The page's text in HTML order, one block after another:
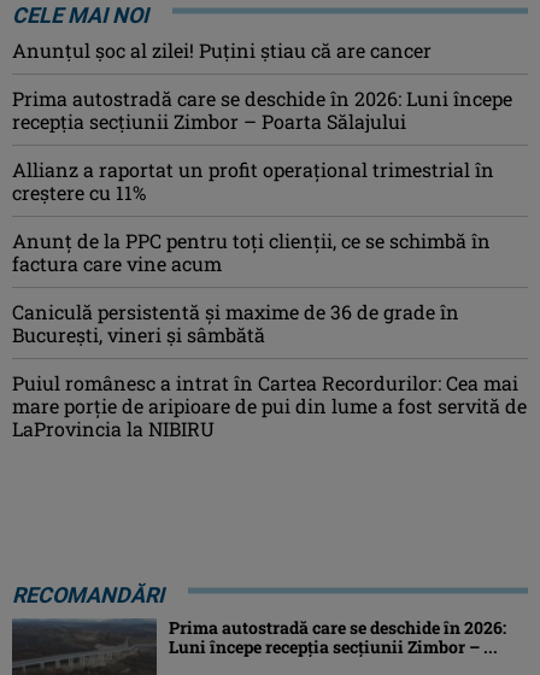
CELE MAI NOI
Anunţul şoc al zilei! Puţini ştiau că are cancer
Prima autostradă care se deschide în 2026: Luni începe
recepția secțiunii Zimbor – Poarta Sălajului
Allianz a raportat un profit operaţional trimestrial în
creștere cu 11%
Anunț de la PPC pentru toți clienții, ce se schimbă în
factura care vine acum
Caniculă persistentă şi maxime de 36 de grade în
Bucureşti, vineri şi sâmbătă
Puiul românesc a intrat în Cartea Recordurilor: Cea mai
mare porție de aripioare de pui din lume a fost servită de
LaProvincia la NIBIRU
RECOMANDĂRI
Prima autostradă care se deschide în 2026:
Luni începe recepția secțiunii Zimbor – ...